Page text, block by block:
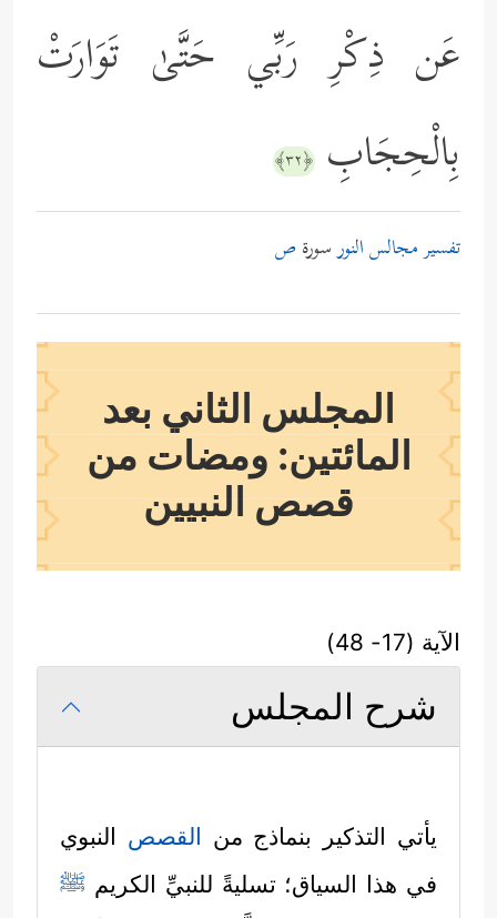
عَن ذِكْرِ رَبِّي حَتَّىٰ تَوَارَتْ
بِالْحِجَابِ ﴿٣٢﴾
تفسير مجالس النورسورة ص
المجلس الثاني بعد
المائتين: ومضات من
قصص النبيين
الآية (17- 48)
شرح المجلس
يأتي التذكير بنماذج من القصص النبوي
في هذا السياق؛ تسليةً للنبيِّ الكريم ﷺ